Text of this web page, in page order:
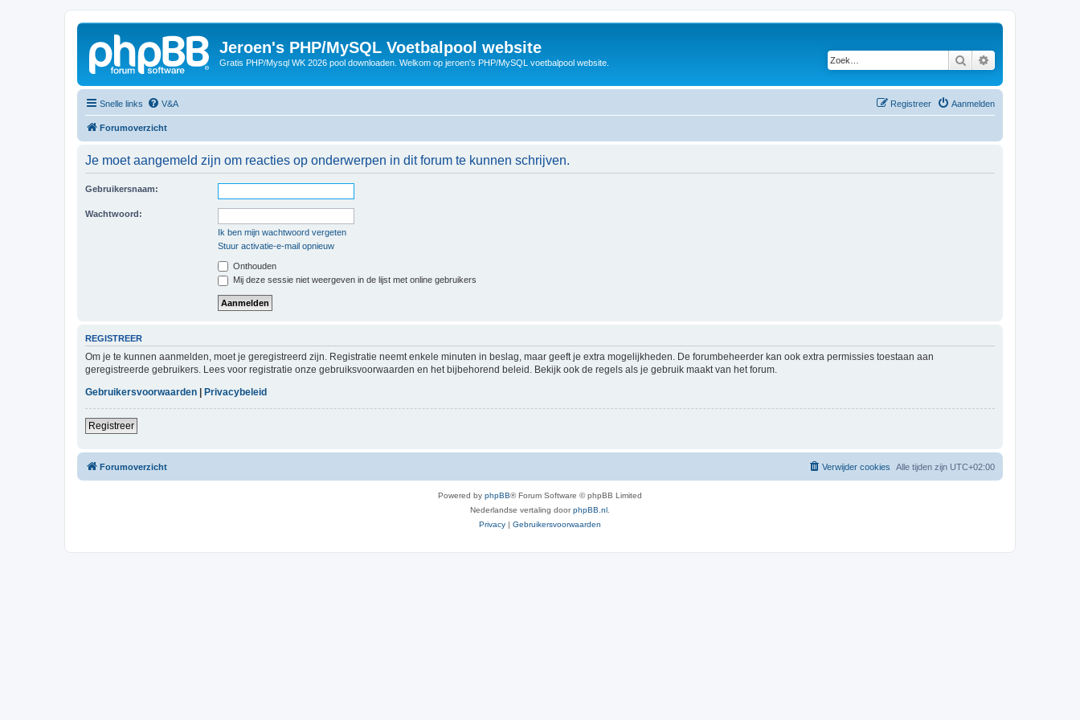
Jeroen's PHP/MySQL Voetbalpool website
Gratis PHP/Mysql WK 2026 pool downloaden. Welkom op jeroen's PHP/MySQL voetbalpool website. Zoek
Snelle links V&A Aanmelden
Registreer
Forumoverzicht
Je moet aangemeld zijn om reacties op onderwerpen in dit forum te kunnen schrijven.
Gebruikersnaam:
Wachtwoord:
Ik ben mijn wachtwoord vergeten
Stuur activatie-e-mail opnieuw
Onthouden
Mij deze sessie niet weergeven in de lijst met online gebruikers
REGISTREER
Om je te kunnen aanmelden, moet je geregistreerd zijn. Registratie neemt enkele minuten in beslag, maar geeft je extra mogelijkheden. De forumbeheerder kan ook extra permissies toestaan aan
geregistreerde gebruikers. Lees voor registratie onze gebruiksvoorwaarden en het bijbehorend beleid. Bekijk ook de regels als je gebruik maakt van het forum.
Gebruikersvoorwaarden
Privacybeleid
Registreer
Forumoverzicht Alle tijden zijn UTC+02:00
Verwijder cookies
Powered by phpBB® Forum Software © phpBB Limited
Nederlandse vertaling doorphpBB.nl.
Privacy | Gebruikersvoorwaarden